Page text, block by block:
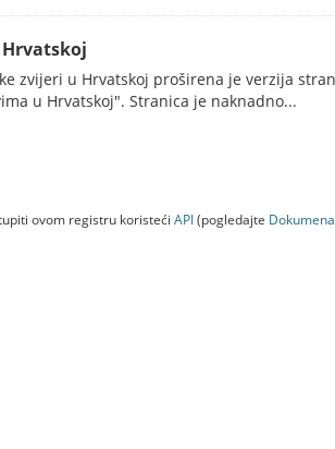
zvijeri u Hrvatskoj proširena je verzija
u Hrvatskoj". Stranica je naknadno...
ovom registru koristeći API(pogledajte